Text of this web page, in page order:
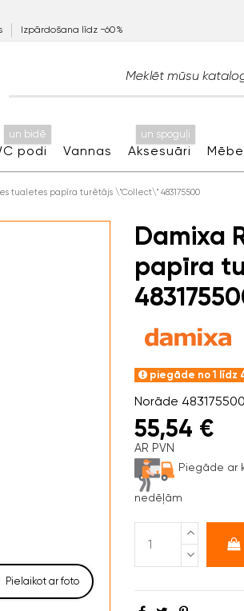
Izpārdošana līdz −60%
podi
un bidē
Vannas Aksesuāri
un spoguļi
tualetes papīra turētājs \"Collect\" 483175500
Pielaikot ar foto
Damixa
papīra
piegāde no 1 līdz
Norāde 483175500
55,54 €
AR PVN
Piegāde ar
nedēļām